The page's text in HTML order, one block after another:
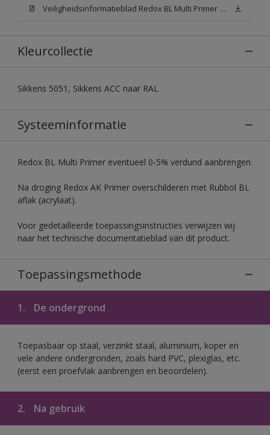
Veiligheidsinformatieblad Redox BL Multi Primer N00 (MSDS)
Kleurcollectie
Sikkens 5051, Sikkens ACC naar RAL
Systeeminformatie
Redox BL Multi Primer eventueel 0-5% verdund aanbrengen.
Na droging Redox AK Primer overschilderen met Rubbol BL
aflak (acrylaat).
Voor gedetailleerde toepassingsinstructies verwijzen wij
naar het technische documentatieblad van dit product.
Toepassingsmethode
1. De ondergrond
Toepasbaar op staal, verzinkt staal, aluminium, koper en
vele andere ondergronden, zoals hard PVC, plexiglas, etc.
(eerst een proefvlak aanbrengen en beoordelen).
2. Na gebruik